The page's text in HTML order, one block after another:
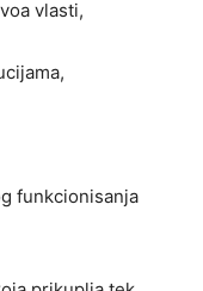
vlasti,
funkcionisanja